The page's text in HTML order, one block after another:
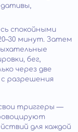
спокойными
минут. Затем
бег,
через две
разрешения
триггеры —
для каждой